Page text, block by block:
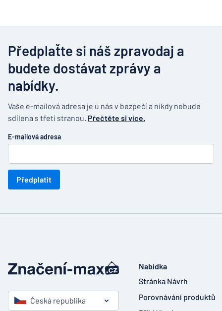
Předplaťte si náš zpravodaj a
budete dostávat zprávy a
nabídky.
Vaše e-mailová adresa je u nás v bezpečí a nikdy nebude
sdílena s třetí stranou. Přečtěte si více.
E-mailová adresa
Předplatit
Česká republika
Nabídka
Stránka Návrh
Porovnávání produktů